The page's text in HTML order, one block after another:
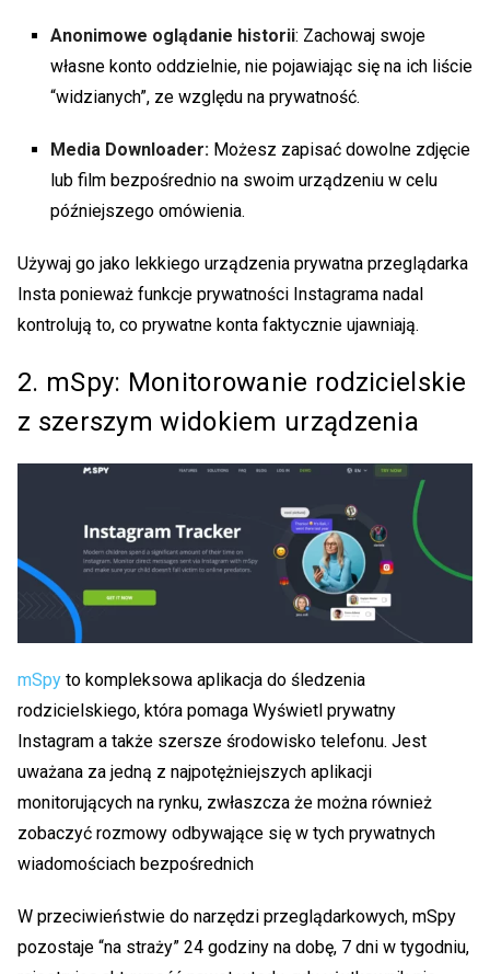
Anonimowe oglądanie historii: Zachowaj swoje
własne konto oddzielnie, nie pojawiając się na ich liście
“widzianych”, ze względu na prywatność.
Media Downloader: Możesz zapisać dowolne zdjęcie
lub film bezpośrednio na swoim urządzeniu w celu
późniejszego omówienia.
Używaj go jako lekkiego urządzenia prywatna przeglądarka
Insta ponieważ funkcje prywatności Instagrama nadal
kontrolują to, co prywatne konta faktycznie ujawniają.
2. mSpy: Monitorowanie rodzicielskie
z szerszym widokiem urządzenia
mSpy to kompleksowa aplikacja do śledzenia
rodzicielskiego, która pomaga Wyświetl prywatny
Instagram a także szersze środowisko telefonu. Jest
uważana za jedną z najpotężniejszych aplikacji
monitorujących na rynku, zwłaszcza że można również
zobaczyć rozmowy odbywające się w tych prywatnych
wiadomościach bezpośrednich
W przeciwieństwie do narzędzi przeglądarkowych, mSpy
pozostaje “na straży” 24 godziny na dobę, 7 dni w tygodniu,